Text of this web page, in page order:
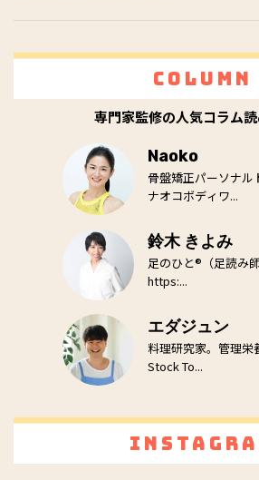
Column
専門家監修の人気コラム読
Naoko
骨盤矯正パーソナル
ナオコボディワ...
鈴木 きよみ
足のひと®（足読み
https:...
エダジュン
料理研究家。管理栄
Stock To...